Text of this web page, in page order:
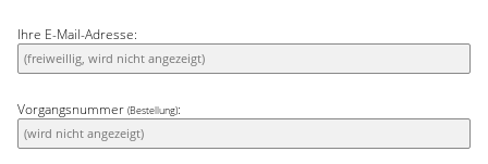
Ihre E-Mail-Adresse:
Vorgangsnummer (Bestellung):